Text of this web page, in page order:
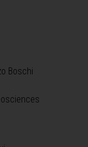
Boschi